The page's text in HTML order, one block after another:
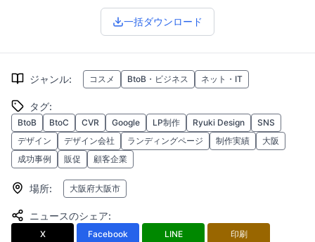
一括ダウンロード
ジャンル: コスメ BtoB・ビジネス ネット・IT
タグ:
BtoB BtoC CVR Google LP制作 Ryuki Design
SNS
デザイン
デザイン会社 ランディングページ 制作実績
大阪
成功事例
販促 顧客企業
場所: 大阪府大阪市
ニュースのシェア:
X Facebook LINE 印刷